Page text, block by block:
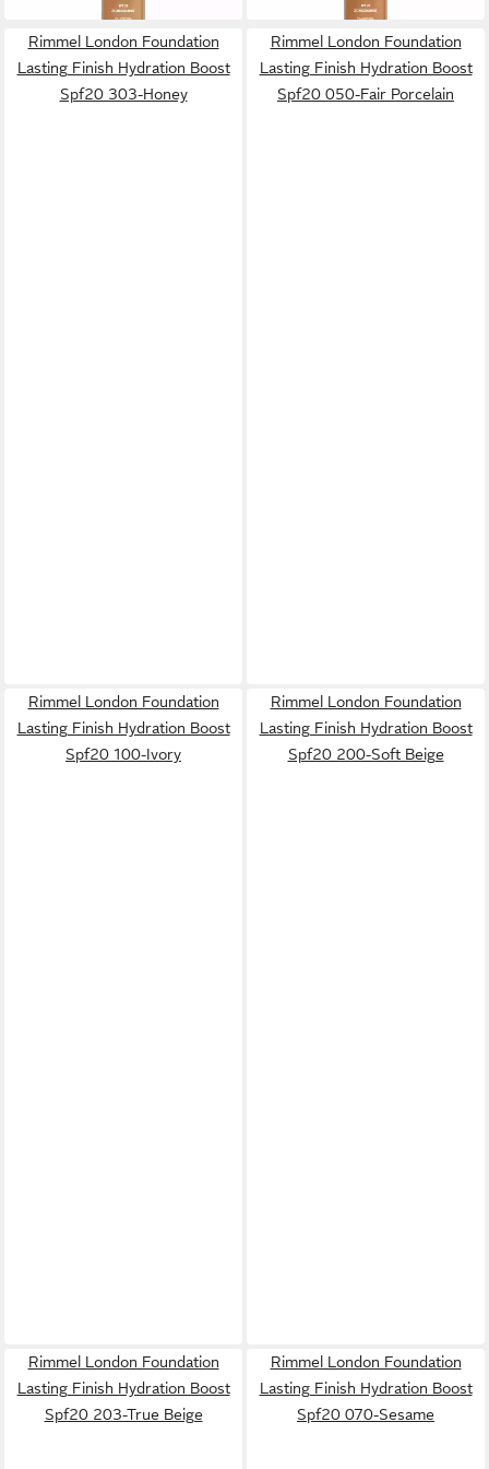
Rimmel London Foundation
Lasting Finish Hydration Boost
Spf20 303-Honey
Rimmel London Foundation
Lasting Finish Hydration Boost
Spf20 050-Fair Porcelain
Rimmel London Foundation
Lasting Finish Hydration Boost
Spf20 100-Ivory
Rimmel London Foundation
Lasting Finish Hydration Boost
Spf20 200-Soft Beige
Rimmel London Foundation
Lasting Finish Hydration Boost
Spf20 203-True Beige
Rimmel London Foundation
Lasting Finish Hydration Boost
Spf20 070-Sesame